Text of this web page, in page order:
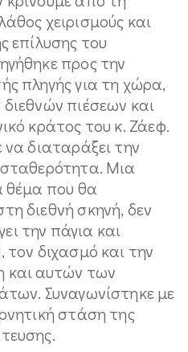
χειρισμούς και
επίλυσης του
προς την
πληγής για τη χώρα,
πιέσεων και
κράτος του κ. Ζάεφ.
διαταράξει την
σταθερότητα. Μια
θέμα που θα
διεθνή σκηνή, δεν
την πάγια και
τον διχασμό και την
και αυτών των
Συναγωνίστηκε με
στάση της